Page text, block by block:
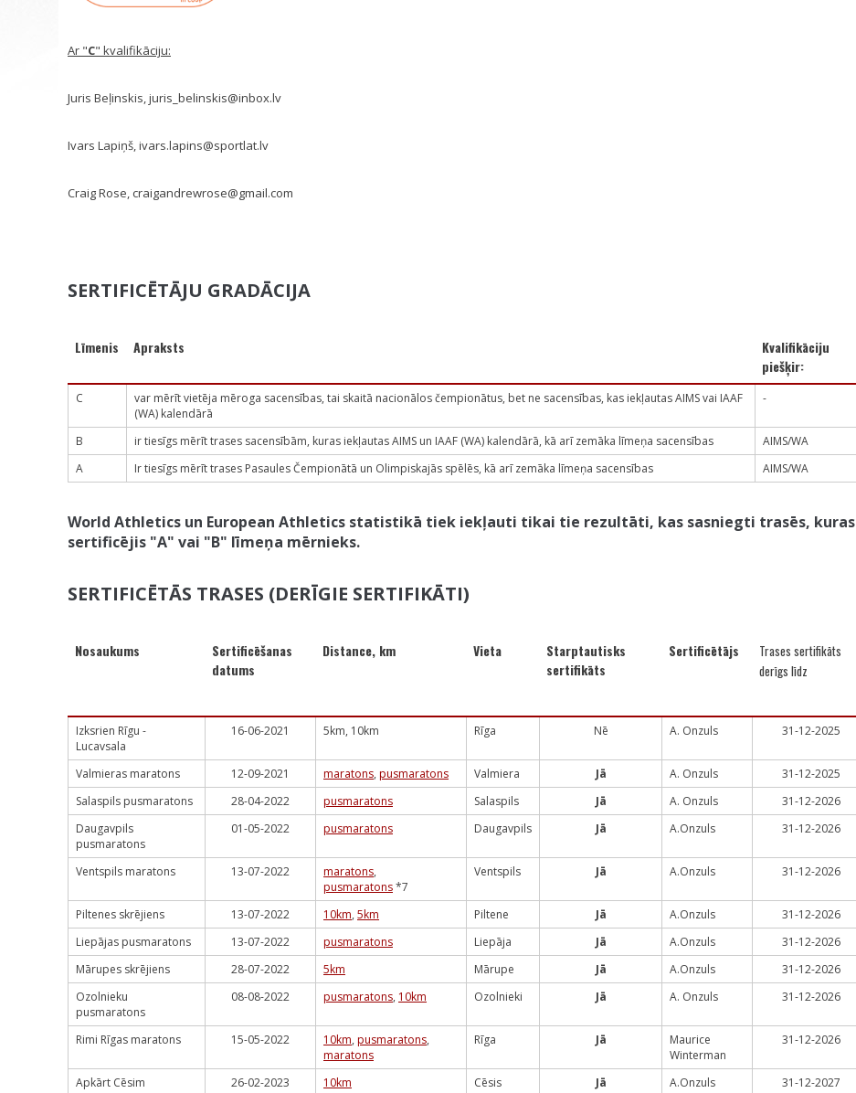
Ar "C" kvalifikāciju:
Juris Beļinskis, juris_belinskis@inbox.lv
Ivars Lapiņš, ivars.lapins@sportlat.lv
Craig Rose, craigandrewrose@gmail.com
SERTIFICĒTĀJU GRADĀCIJA
Līmenis Apraksts
Kvalifikāciju
piešķir:
C
var mērīt vietēja mēroga sacensības, tai skaitā nacionālos čempionātus, bet ne sacensības, kas iekļautas AIMS vai IAAF
(WA) kalendārā
-
B ir tiesīgs mērīt trases sacensībām, kuras iekļautas AIMS un IAAF (WA) kalendārā, kā arī zemāka līmeņa sacensības
AIMS/WA
A
Ir tiesīgs mērīt trases Pasaules Čempionātā un Olimpiskajās spēlēs, kā arī zemāka līmeņa sacensības AIMS/WA
World Athletics un European Athletics statistikā tiek iekļauti tikai tie rezultāti, kas sasniegti trasēs, kuras
sertificējis "A" vai "B" līmeņa mērnieks.
SERTIFICĒTĀS TRASES (DERĪGIE SERTIFIKĀTI)
Nosaukums
Sertificēšanas
datums
Distance, km Vieta
Starptautisks
sertifikāts
Sertificētājs
Trases sertifikāts
derīgs līdz
Izksrien Rīgu -
Lucavsala
16-06-2021 5km, 10km Rīga Nē A. Onzuls 31-12-2025
Valmieras maratons 12-09-2021 maratons, pusmaratons Valmiera Jā A. Onzuls
31-12-2025
Salaspils pusmaratons
28-04-2022 pusmaratons Salaspils Jā A. Onzuls
31-12-2026
Daugavpils
pusmaratons
01-05-2022 pusmaratons Daugavpils Jā A.Onzuls 31-12-2026
Ventspils maratons 13-07-2022 maratons,
pusmaratons*7
Ventspils Jā A.Onzuls 31-12-2026
Piltenes skrējiens 13-07-2022 10km, 5km Piltene Jā A.Onzuls
31-12-2026
Liepājas pusmaratons
13-07-2022 pusmaratons Liepāja Jā A.Onzuls
31-12-2026
Mārupes skrējiens
28-07-2022 5km Mārupe Jā A.Onzuls
31-12-2026
Ozolnieku
pusmaratons
08-08-2022 pusmaratons, 10km Ozolnieki Jā A. Onzuls 31-12-2026
Rimi Rīgas maratons 15-05-2022 10km, pusmaratons,
maratons
Rīga Jā
Maurice
Winterman
31-12-2026
Apkārt Cēsim 26-02-2023 10km Cēsis Jā A.Onzuls
31-12-2027